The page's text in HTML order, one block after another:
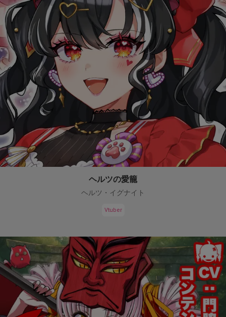
ヘルツの愛籠
ヘルツ・イグナイト
Vtuber